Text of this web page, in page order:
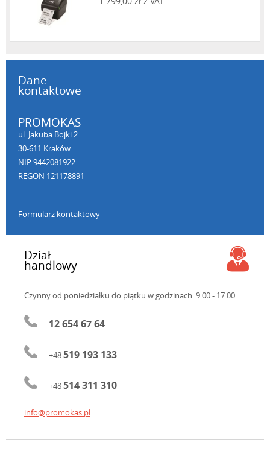
Dane
kontaktowe
PROMOKAS
ul. Jakuba Bojki 2
30-611 Kraków
NIP 9442081922
REGON 121178891
Formularz kontaktowy
Dział
handlowy
Czynny od poniedziałku do piątku w godzinach: 9:00 - 17:00
12 654 67 64
+48519 193 133
+48514 311 310
info@promokas.pl